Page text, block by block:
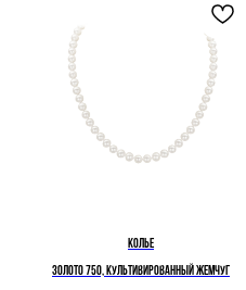
Колье
Золото 750, культивированный жемчуг